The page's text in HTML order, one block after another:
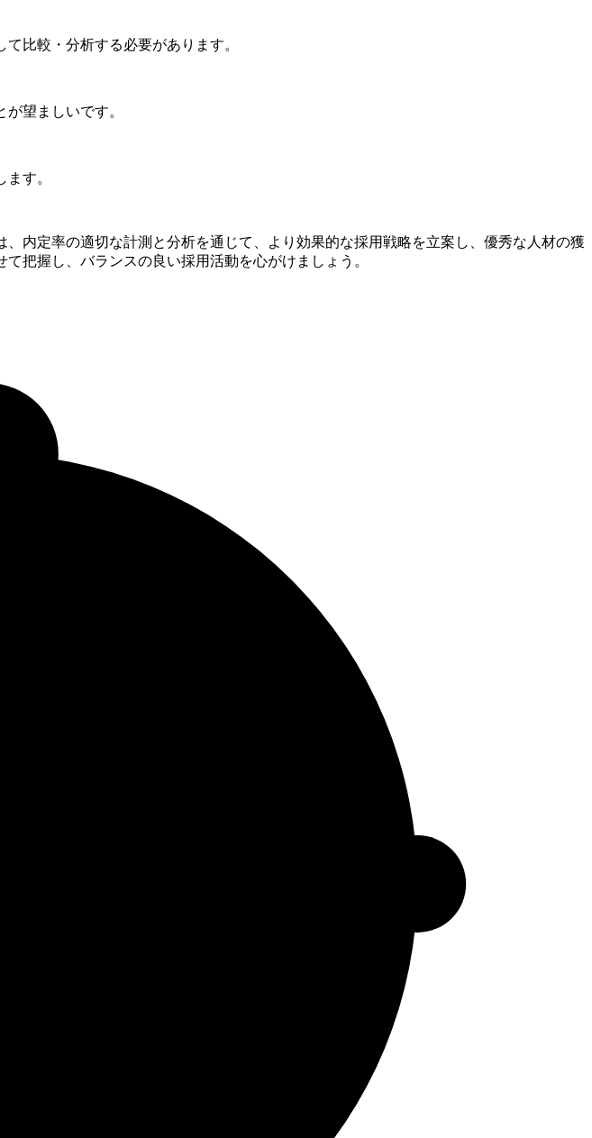
比較・分析する必要があります。
望ましいです。
す。
内定率の適切な計測と分析を通じて、より効果的な採用戦略を立案し、優秀な人材の獲
把握し、バランスの良い採用活動を心がけましょう。